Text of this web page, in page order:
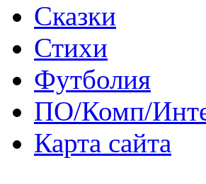
Сказки
Стихи
Футболия
ПО/Комп/
Карта сайта